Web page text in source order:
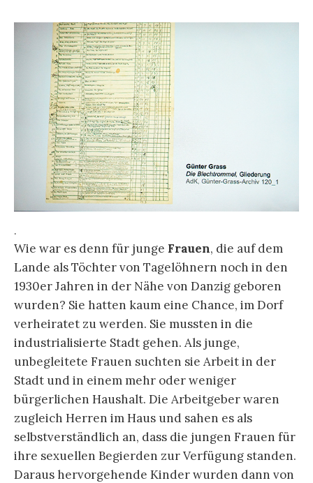
.
Wie war es denn für junge Frauen, die auf dem
Lande als Töchter von Tagelöhnern noch in den
1930er Jahren in der Nähe von Danzig geboren
wurden? Sie hatten kaum eine Chance, im Dorf
verheiratet zu werden. Sie mussten in die
industrialisierte Stadt gehen. Als junge,
unbegleitete Frauen suchten sie Arbeit in der
Stadt und in einem mehr oder weniger
bürgerlichen Haushalt. Die Arbeitgeber waren
zugleich Herren im Haus und sahen es als
selbstverständlich an, dass die jungen Frauen für
ihre sexuellen Begierden zur Verfügung standen.
Daraus hervorgehende Kinder wurden dann von